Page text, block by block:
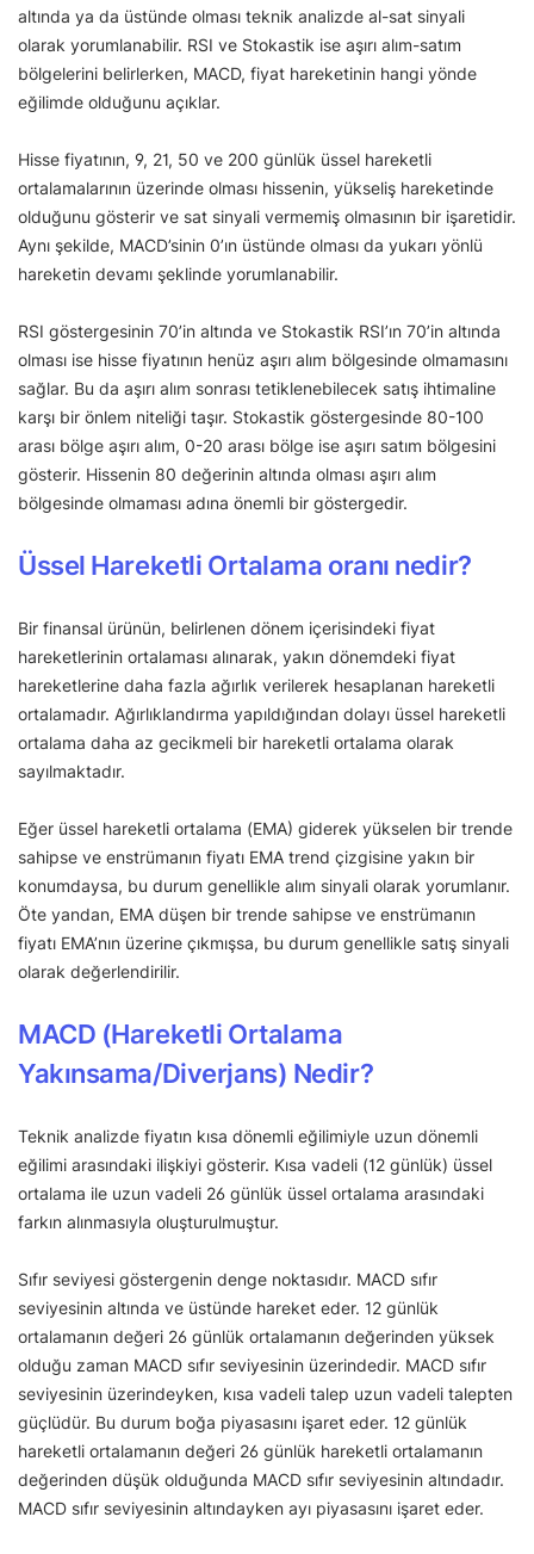
altında ya da üstünde olması teknik analizde al-sat sinyali
olarak yorumlanabilir. RSI ve Stokastik ise aşırı alım-satım
bölgelerini belirlerken, MACD, fiyat hareketinin hangi yönde
eğilimde olduğunu açıklar.
Hisse fiyatının, 9, 21, 50 ve 200 günlük üssel hareketli
ortalamalarının üzerinde olması hissenin, yükseliş hareketinde
olduğunu gösterir ve sat sinyali vermemiş olmasının bir işaretidir.
Aynı şekilde, MACD’sinin 0’ın üstünde olması da yukarı yönlü
hareketin devamı şeklinde yorumlanabilir.
RSI göstergesinin 70’in altında ve Stokastik RSI’ın 70’in altında
olması ise hisse fiyatının henüz aşırı alım bölgesinde olmamasını
sağlar. Bu da aşırı alım sonrası tetiklenebilecek satış ihtimaline
karşı bir önlem niteliği taşır. Stokastik göstergesinde 80-100
arası bölge aşırı alım, 0-20 arası bölge ise aşırı satım bölgesini
gösterir. Hissenin 80 değerinin altında olması aşırı alım
bölgesinde olmaması adına önemli bir göstergedir.
Üssel Hareketli Ortalama oranı nedir?
Bir finansal ürünün, belirlenen dönem içerisindeki fiyat
hareketlerinin ortalaması alınarak, yakın dönemdeki fiyat
hareketlerine daha fazla ağırlık verilerek hesaplanan hareketli
ortalamadır. Ağırlıklandırma yapıldığından dolayı üssel hareketli
ortalama daha az gecikmeli bir hareketli ortalama olarak
sayılmaktadır.
Eğer üssel hareketli ortalama (EMA) giderek yükselen bir trende
sahipse ve enstrümanın fiyatı EMA trend çizgisine yakın bir
konumdaysa, bu durum genellikle alım sinyali olarak yorumlanır.
Öte yandan, EMA düşen bir trende sahipse ve enstrümanın
fiyatı EMA’nın üzerine çıkmışsa, bu durum genellikle satış sinyali
olarak değerlendirilir.
MACD (Hareketli Ortalama
Yakınsama/Diverjans) Nedir?
Teknik analizde fiyatın kısa dönemli eğilimiyle uzun dönemli
eğilimi arasındaki ilişkiyi gösterir. Kısa vadeli (12 günlük) üssel
ortalama ile uzun vadeli 26 günlük üssel ortalama arasındaki
farkın alınmasıyla oluşturulmuştur.
Sıfır seviyesi göstergenin denge noktasıdır. MACD sıfır
seviyesinin altında ve üstünde hareket eder. 12 günlük
ortalamanın değeri 26 günlük ortalamanın değerinden yüksek
olduğu zaman MACD sıfır seviyesinin üzerindedir. MACD sıfır
seviyesinin üzerindeyken, kısa vadeli talep uzun vadeli talepten
güçlüdür. Bu durum boğa piyasasını işaret eder. 12 günlük
hareketli ortalamanın değeri 26 günlük hareketli ortalamanın
değerinden düşük olduğunda MACD sıfır seviyesinin altındadır.
MACD sıfır seviyesinin altındayken ayı piyasasını işaret eder.